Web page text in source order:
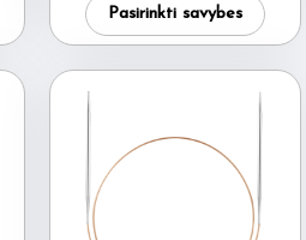
Pasirinkti savybes